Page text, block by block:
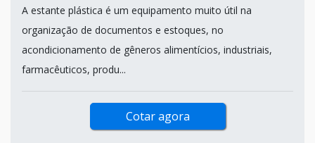
A estante plástica é um equipamento muito útil na
organização de documentos e estoques, no
acondicionamento de gêneros alimentícios, industriais,
farmacêuticos, produ...
Cotar agora